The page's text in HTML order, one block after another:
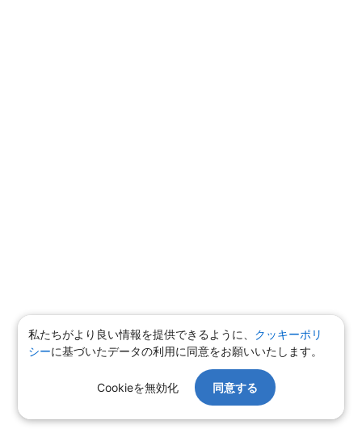
私たちがより良い情報を提供できるように、 クッキーポリ
シーに基づいたデータの利用に同意をお願いいたします。
Cookieを無効化 同意する